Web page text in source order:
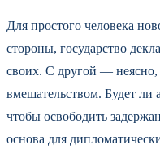
Для простого человека
стороны, государство
своих. С другой — неясно,
вмешательством. Будет ли
чтобы освободить
основа для